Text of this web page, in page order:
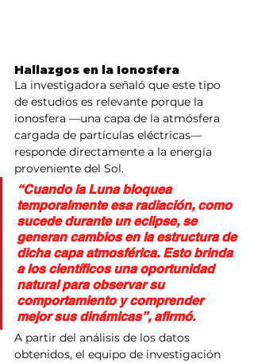
Hallazgos en la Ionosfera
La investigadora señaló que este tipo
de estudios es relevante porque la
ionosfera —una capa de la atmósfera
cargada de partículas eléctricas—
responde directamente a la energía
proveniente del Sol.
“Cuando la Luna bloquea
temporalmente esa radiación, como
sucede durante un eclipse, se
generan cambios en la estructura de
dicha capa atmosférica. Esto brinda
a los científicos una oportunidad
natural para observar su
comportamiento y comprender
mejor sus dinámicas”, afirmó.
A partir del análisis de los datos
obtenidos, el equipo de investigación